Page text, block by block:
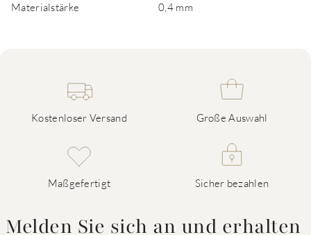
Materialstärke
0,4 mm
Kostenloser Versand Große Auswahl
Maßgefertigt Sicher bezahlen
Melden Sie sich an und erhalten